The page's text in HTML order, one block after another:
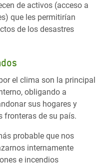
de activos (acceso a
que les permitirían
de los desastres
el clima son la principal
obligando a
sus hogares y
fronteras de su país.
probable que nos
internamente
e incendios